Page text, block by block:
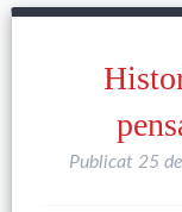
Publicat 25